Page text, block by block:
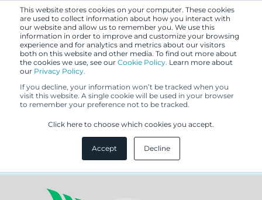
This website stores cookies on your computer. These cookies
are used to collect information about how you interact with
our website and allow us to remember you. We use this
information in order to improve and customize your browsing
experience and for analytics and metrics about our visitors
both on this website and other media. To find out more about
the cookies we use, see our Cookie Policy. Learn more about
our Privacy Policy.
If you decline, your information won’t be tracked when you
visit this website. A single cookie will be used in your browser
to remember your preference not to be tracked.
Click here to choose which cookies you accept.
Accept Decline
10.12.2021
Haltijalla on väliä – Älä heitä
oikeuksiasi pesuveden mukana